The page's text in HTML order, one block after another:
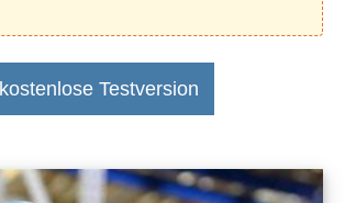
kostenlose Testversion